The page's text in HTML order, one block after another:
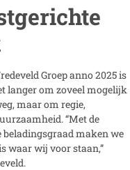
Groep anno 2025 is
langer om zoveel mogelijk
maar om regie,
“Met de
maken we
waar wij voor staan,”